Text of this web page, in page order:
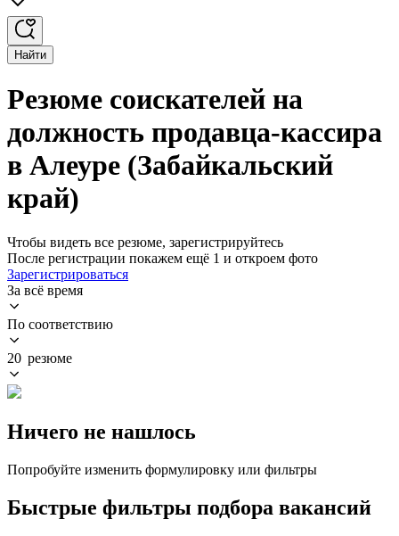
Найти
Резюме соискателей на
должность продавца-кассира
в Алеуре (Забайкальский
край)
Чтобы видеть все резюме, зарегистрируйтесь
После регистрации покажем ещё 1 и откроем фото
Зарегистрироваться
За всё время
По соответствию
20 резюме
Ничего не нашлось
Попробуйте изменить формулировку или фильтры
Быстрые фильтры подбора вакансий